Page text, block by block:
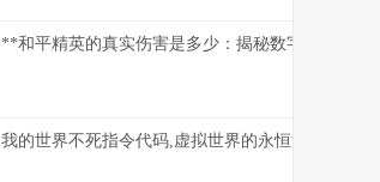
**和平精英的真实伤害是多少：揭秘数字背后的战
我的世界不死指令代码,虚拟世界的永恒法则副标题